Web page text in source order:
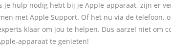
je hulp nodig hebt bij je Apple-apparaat, zijn er
met Apple Support. Of het nu via de telefoon,
klaar om jou te helpen. Dus aarzel niet om
apparaat te genieten!